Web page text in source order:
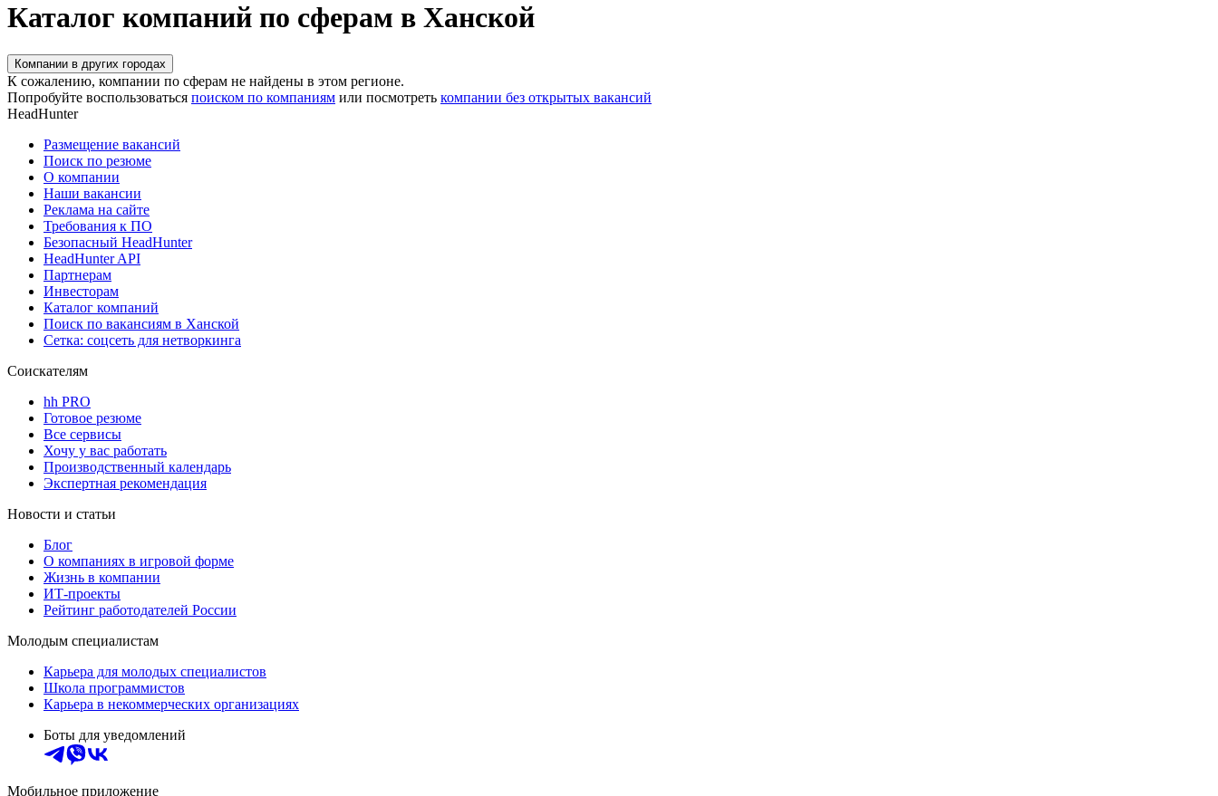
Каталог компаний по сферам в Ханской
Компании в других городах
К сожалению, компании по сферам не найдены в этом регионе.
Попробуйте воспользоваться поиском по компаниям или посмотреть компании без открытых вакансий
HeadHunter
Размещение вакансий
Поиск по резюме
О компании
Наши вакансии
Реклама на сайте
Требования к ПО
Безопасный HeadHunter
HeadHunter API
Партнерам
Инвесторам
Каталог компаний
Поиск по вакансиям в Ханской
Сетка: соцсеть для нетворкинга
Соискателям
hh PRO
Готовое резюме
Все сервисы
Хочу у вас работать
Производственный календарь
Экспертная рекомендация
Новости и статьи
Блог
О компаниях в игровой форме
Жизнь в компании
ИТ-проекты
Рейтинг работодателей России
Молодым специалистам
Карьера для молодых специалистов
Школа программистов
Карьера в некоммерческих организациях
Боты для уведомлений
Мобильное приложение